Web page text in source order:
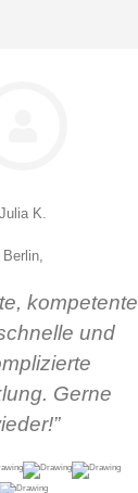
Julia K.
Berlin,
kompetente
und
Gerne